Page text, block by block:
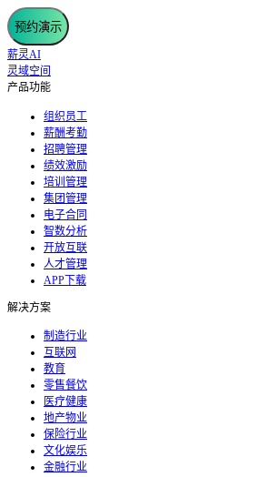
预约演示
薪灵AI
灵域空间
产品功能
组织员工
薪酬考勤
招聘管理
绩效激励
培训管理
集团管理
电子合同
智数分析
开放互联
人才管理
APP下载
解决方案
制造行业
互联网
教育
零售餐饮
医疗健康
地产物业
保险行业
文化娱乐
金融行业